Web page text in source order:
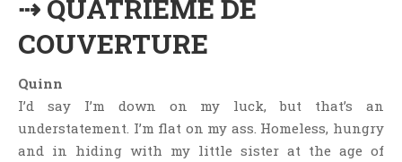
C'est Lundi, Que Lisez-Vous ?
Chick-Lit
Classique
Comédie
⇢ QUATRIEME DE
COUVERTURE
Quinn
I’d say I’m down on my luck, but that’s an
understatement. I’m flat on my ass. Homeless, hungry
and in hiding with my little sister at the age of